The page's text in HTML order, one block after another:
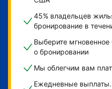
45% владельцев
бронирование в
Выберите мгновенное
о бронировании
Мы облегчим вам
Ежедневные